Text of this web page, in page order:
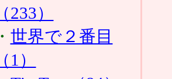
（233）
・ 世界で２番目
（1）